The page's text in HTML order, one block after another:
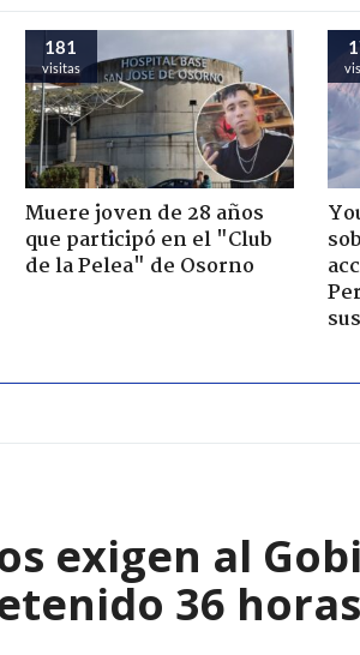
181
visitas
Muere joven de 28 años
que participó en el "Club
de la Pelea" de Osorno
exigen al
36